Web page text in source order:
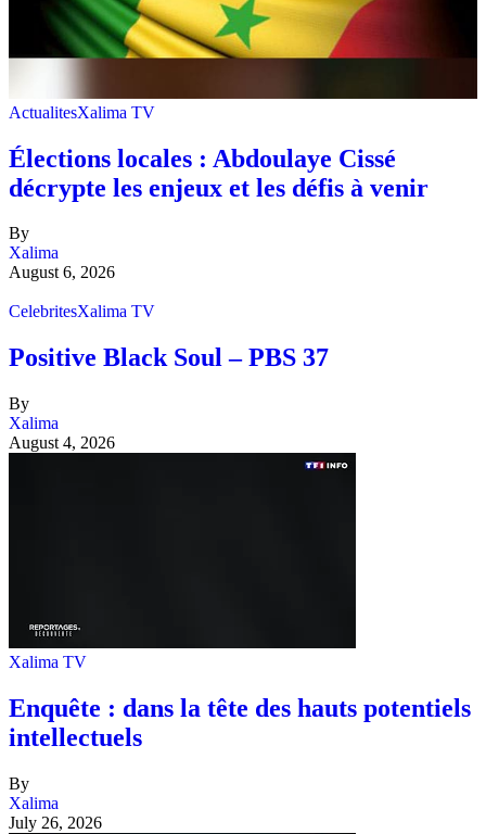
ActualitesXalima TV
Élections locales : Abdoulaye Cissé
décrypte les enjeux et les défis à venir
By
Xalima
August 6, 2026
CelebritesXalima TV
Positive Black Soul – PBS 37
By
Xalima
August 4, 2026
Xalima TV
Enquête : dans la tête des hauts potentiels
intellectuels
By
Xalima
July 26, 2026